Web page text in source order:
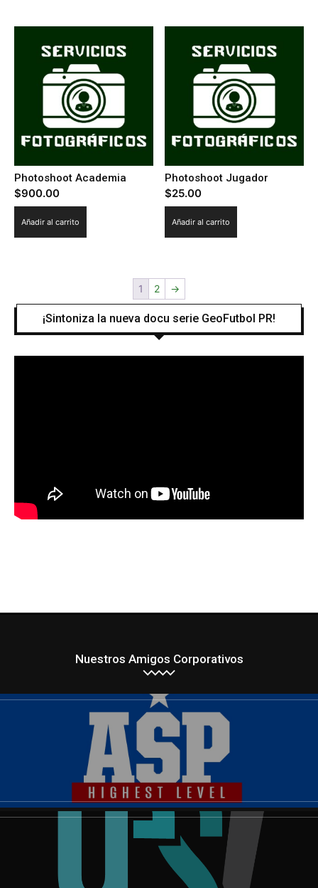
Photoshoot Academia
$900.00
Añadir al carrito
Photoshoot Jugador
$25.00
Añadir al carrito
1 2 →
¡Sintoniza la nueva docu serie GeoFutbol PR!
Nuestros Amigos Corporativos